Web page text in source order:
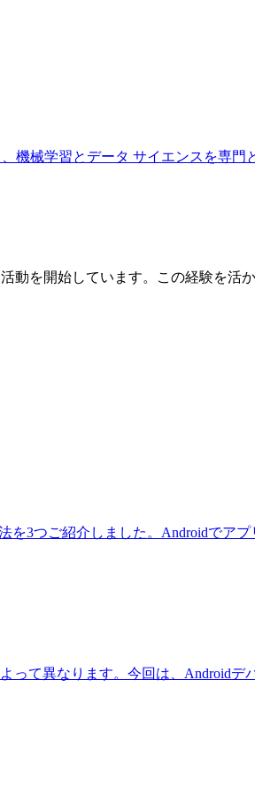
機械学習とデータ サイエンスを専
動を開始しています。この経験を活
3つご紹介しました。Androidでア
て異なります。今回は、Androidデ